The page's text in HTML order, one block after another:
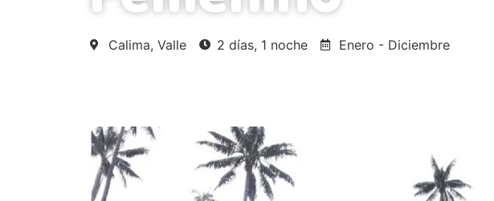
Calima, Valle 2 días, 1 noche Enero - Diciembre